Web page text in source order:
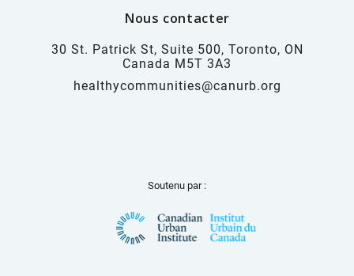
Nous contacter
30 St. Patrick St, Suite 500, Toronto, ON
Canada M5T 3A3
healthycommunities@canurb.org
Soutenu par :